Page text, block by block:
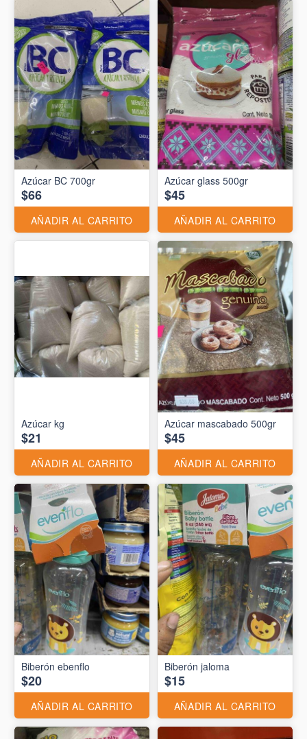
Azúcar BC 700gr
$66
AÑADIR AL CARRITO
Azúcar glass 500gr
$45
AÑADIR AL CARRITO
Azúcar kg
$21
AÑADIR AL CARRITO
Azúcar mascabado 500gr
$45
AÑADIR AL CARRITO
Biberón ebenflo
$20
AÑADIR AL CARRITO
Biberón jaloma
$15
AÑADIR AL CARRITO